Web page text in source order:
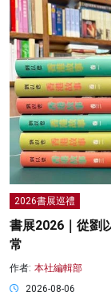
2026書展巡禮
書展2026｜從劉
常
作者: 本社編輯部
2026-08-06